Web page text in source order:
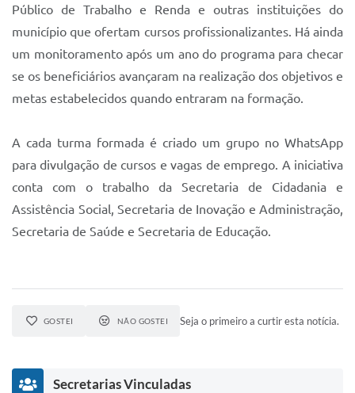
Público de Trabalho e Renda e outras instituições do
município que ofertam cursos profissionalizantes. Há ainda
um monitoramento após um ano do programa para checar
se os beneficiários avançaram na realização dos objetivos e
metas estabelecidos quando entraram na formação.
A cada turma formada é criado um grupo no WhatsApp
para divulgação de cursos e vagas de emprego. A iniciativa
conta com o trabalho da Secretaria de Cidadania e
Assistência Social, Secretaria de Inovação e Administração,
Secretaria de Saúde e Secretaria de Educação.
GOSTEI NÃO GOSTEI Seja o primeiro a curtir esta notícia.
Secretarias Vinculadas